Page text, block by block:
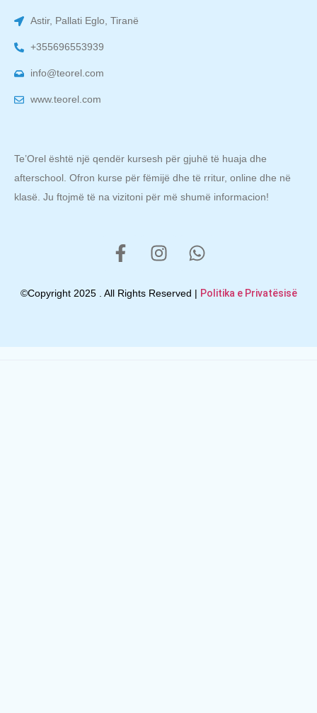
Astir, Pallati Eglo, Tiranë
+355696553939
info@teorel.com
www.teorel.com
Te’Orel është një qendër kursesh për gjuhë të huaja dhe
afterschool. Ofron kurse për fëmijë dhe të rritur, online dhe në
klasë. Ju ftojmë të na vizitoni për më shumë informacion!
©Copyright 2025 . All Rights Reserved | Politika e Privatësisë